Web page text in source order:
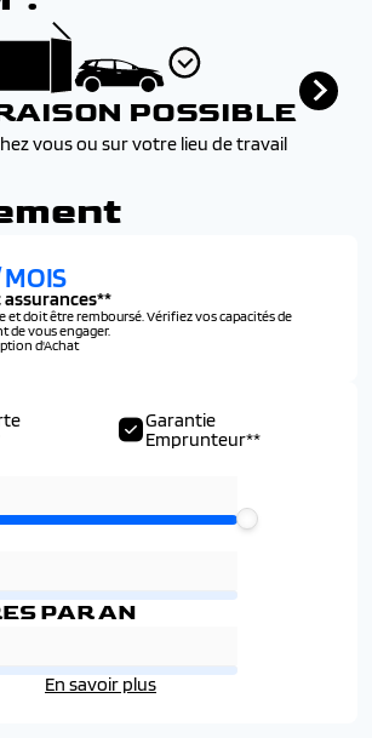
POSSIBLE
vous ou sur votre lieu de travail
Garantie
Emprunteur**
PAR AN
En savoir plus
MOIS
assurances**
et doit être remboursé. Vérifiez vos capacités de
de vous engager.
d'Achat